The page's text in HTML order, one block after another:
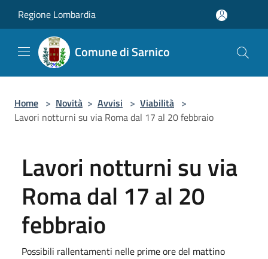
Regione Lombardia
Comune di Sarnico
Home > Novità > Avvisi > Viabilità >
Lavori notturni su via Roma dal 17 al 20 febbraio
Lavori notturni su via
Roma dal 17 al 20
febbraio
Possibili rallentamenti nelle prime ore del mattino